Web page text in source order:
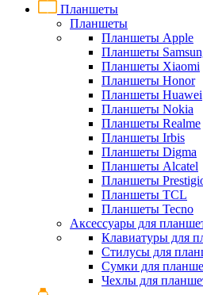
Планшеты
Планшеты
Планшеты Apple
Планшеты
Планшеты Xiaomi
Планшеты Honor
Планшеты Huawei
Планшеты Nokia
Планшеты Realme
Планшеты Irbis
Планшеты Digma
Планшеты Alcatel
Планшеты
Планшеты TCL
Планшеты Tecno
Аксессуары для
Клавиатуры для
Стилусы для
Сумки для
Чехлы для